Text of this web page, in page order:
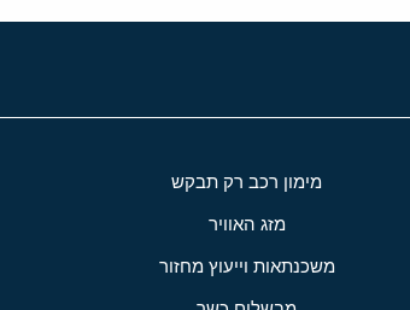
מימון רכב רק תבקש
מזג האוויר
משכנתאות וייעוץ מחזור